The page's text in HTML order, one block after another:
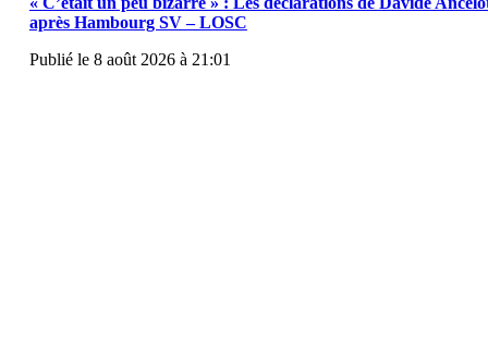
après Hambourg SV – LOSC
Publié le 8 août 2026 à 21:01